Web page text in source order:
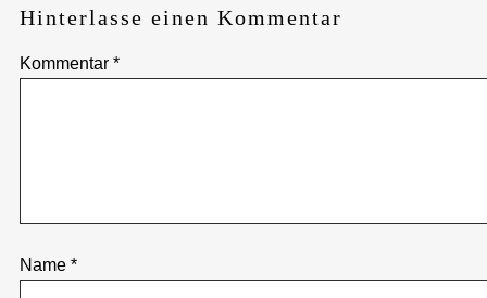
Hinterlasse einen Kommentar
Kommentar *
Name *